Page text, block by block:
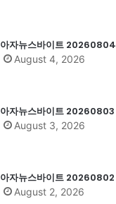
아자뉴스바이트 20260804
August 4, 2026
아자뉴스바이트 20260803
August 3, 2026
아자뉴스바이트 20260802
August 2, 2026